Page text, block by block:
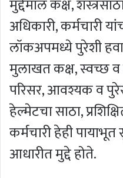
मुद्देमाल कक्ष,
अधिकारी, कर्मचारी
लॉकअपमध्ये पुरेशी
मुलाखत कक्ष, स्वच्छ व
परिसर, आवश्यक व
हेल्मेटचा साठा,
कर्मचारी हेही
आधारीत मुद्दे होते.